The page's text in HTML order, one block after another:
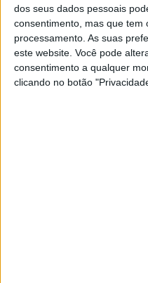
dos seus dados pessoais
consentimento, mas que tem
processamento. As suas
este website. Você pode
consentimento a qualquer
clicando no botão
expectativas para o fim de
– Já completámos mais
temporada de MotoGP
passo a passo, mas
queremos estar. O circuito